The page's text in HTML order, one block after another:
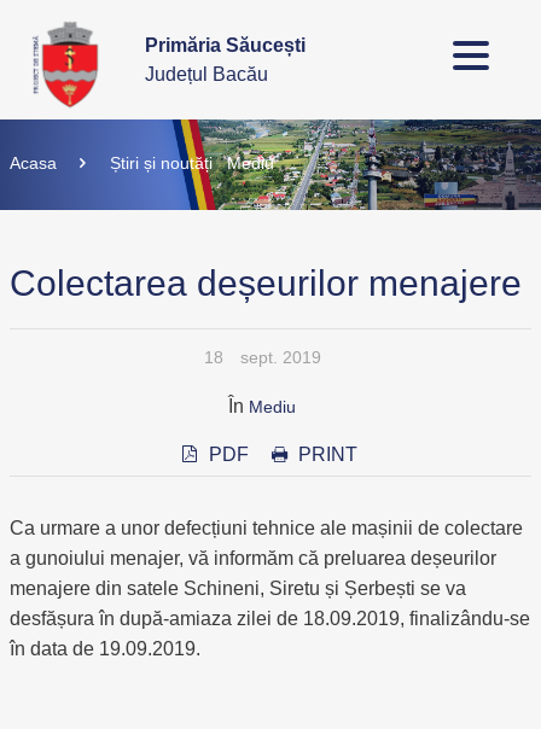
Primăria Săucești
Județul Bacău
Acasa Știri și noutăți Mediu
Colectarea deșeurilor menajere
18 sept. 2019
În Mediu
PDF PRINT
Ca urmare a unor defecțiuni tehnice ale mașinii de colectare
a gunoiului menajer, vă informăm că preluarea deșeurilor
menajere din satele Schineni, Siretu și Șerbești se va
desfășura în după-amiaza zilei de 18.09.2019, finalizându-se
în data de 19.09.2019.